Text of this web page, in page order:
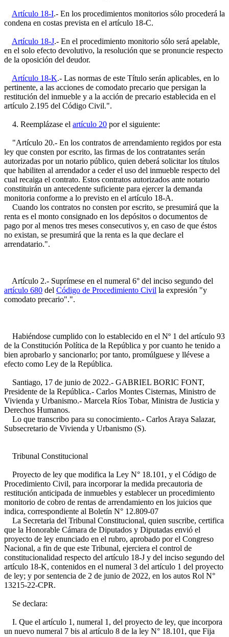
Artículo 18-I.- En los procedimientos monitorios sólo procederá la
condena en costas prevista en el artículo 18-C.
Artículo 18-J.- En el procedimiento monitorio sólo será apelable,
en el solo efecto devolutivo, la resolución que se pronuncie respecto
de la oposición del deudor.
Artículo 18-K.- Las normas de este Título serán aplicables, en lo
pertinente, a las acciones de comodato precario que persigan la
restitución del inmueble y a la acción de precario establecida en el
artículo 2.195 del Código Civil.".
4. Reemplázase el artículo 20 por el siguiente:
"Artículo 20.- En los contratos de arrendamiento regidos por esta
ley que consten por escrito, las firmas de los contratantes serán
autorizadas por un notario público, quien deberá solicitar los títulos
que habiliten al arrendador a ceder el uso del inmueble respecto del
cual recaiga el contrato. Estos contratos autorizados ante notario
constituirán un antecedente suficiente para ejercer la demanda
monitoria conforme a lo previsto en el artículo 18-A.
Cuando los contratos no consten por escrito, se presumirá que la
renta es el monto consignado en los depósitos o documentos de
pago por al menos tres meses consecutivos y, en caso de que éstos
no existan, se presumirá que la renta es la que declare el
arrendatario.".
Artículo 2.- Suprímese en el numeral 6° del inciso segundo del
artículo 680 del Código de Procedimiento Civil la expresión "y
comodato precario".".
Habiéndose cumplido con lo establecido en el Nº 1 del artículo 93
de la Constitución Política de la República y por cuanto he tenido a
bien aprobarlo y sancionarlo; por tanto, promúlguese y llévese a
efecto como Ley de la República.
Santiago, 17 de junio de 2022.- GABRIEL BORIC FONT,
Presidente de la República.- Carlos Montes Cisternas, Ministro de
Vivienda y Urbanismo.- Marcela Ríos Tobar, Ministra de Justicia y
Derechos Humanos.
Lo que transcribo para su conocimiento.- Carlos Araya Salazar,
Subsecretario de Vivienda y Urbanismo (S).
Tribunal Constitucional
Proyecto de ley que modifica la Ley N° 18.101, y el Código de
Procedimiento Civil, para incorporar la medida precautoria de
restitución anticipada de inmuebles y establecer un procedimiento
monitorio de cobro de rentas de arrendamiento en los juicios que
indica, correspondiente al Boletín N° 12.809-07
La Secretaria del Tribunal Constitucional, quien suscribe, certifica
que la Honorable Cámara de Diputados y Diputadas envió el
proyecto de ley enunciado en el rubro, aprobado por el Congreso
Nacional, a fin de que este Tribunal, ejerciera el control de
constitucionalidad respecto del artículo 18-J y del inciso segundo del
artículo 18-K, contenidos en el numeral 3 del artículo 1 del proyecto
de ley; y por sentencia de 2 de junio de 2022, en los autos Rol N°
13215-22-CPR.
Se declara:
I. Que el artículo 1, numeral 1, del proyecto de ley, que incorpora
un nuevo numeral 7 bis al artículo 8 de la ley N° 18.101, que Fija